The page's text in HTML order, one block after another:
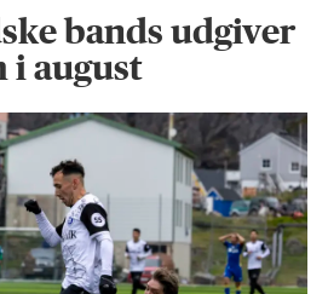
bands udgiver
i august